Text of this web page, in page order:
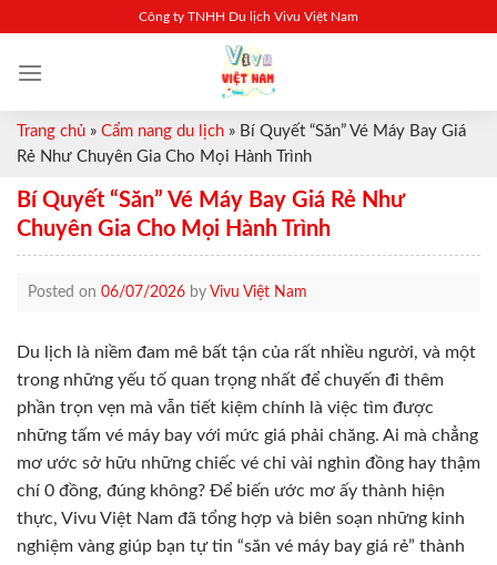
content
Công ty TNHH Du lịch Vivu Việt Nam
Trang chủ » Cẩm nang du lịch » Bí Quyết “Săn” Vé Máy Bay Giá
Rẻ Như Chuyên Gia Cho Mọi Hành Trình
Bí Quyết “Săn” Vé Máy Bay Giá Rẻ Như
Chuyên Gia Cho Mọi Hành Trình
Posted on 06/07/2026 by Vivu Việt Nam
Du lịch là niềm đam mê bất tận của rất nhiều người, và một
trong những yếu tố quan trọng nhất để chuyến đi thêm
phần trọn vẹn mà vẫn tiết kiệm chính là việc tìm được
những tấm vé máy bay với mức giá phải chăng. Ai mà chẳng
mơ ước sở hữu những chiếc vé chỉ vài nghìn đồng hay thậm
chí 0 đồng, đúng không? Để biến ước mơ ấy thành hiện
thực, Vivu Việt Nam đã tổng hợp và biên soạn những kinh
nghiệm vàng giúp bạn tự tin “săn vé máy bay giá rẻ” thành